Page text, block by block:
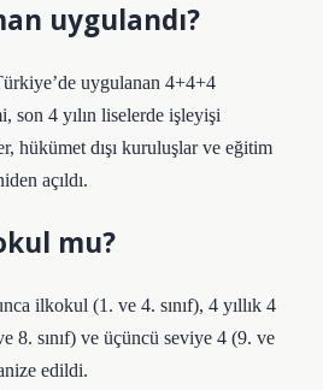
uygulandı?
uygulanan 4+4+4
son 4 yılın liselerde işleyişi
hükümet dışı kuruluşlar ve eğitim
açıldı.
mu?
ilkokul (1. ve 4. sınıf), 4 yıllık 4
8. sınıf) ve üçüncü seviye 4 (9. ve
edildi.